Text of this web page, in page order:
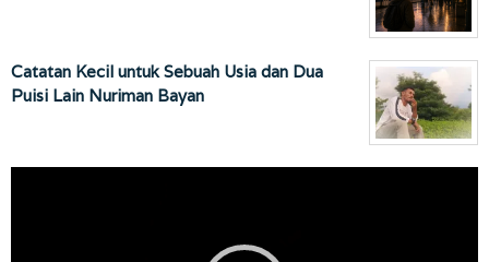
Catatan Kecil untuk Sebuah Usia dan Dua
Puisi Lain Nuriman Bayan